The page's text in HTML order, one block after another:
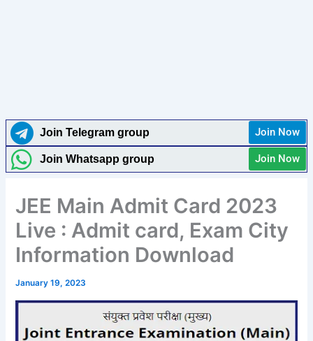
Join Telegram group Join Now
Join Whatsapp group Join Now
JEE Main Admit Card 2023
Live : Admit card, Exam City
Information Download
January 19, 2023